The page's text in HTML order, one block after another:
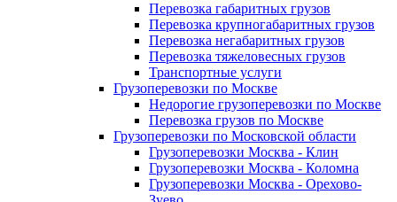
Перевозка габаритных грузов
Перевозка крупногабаритных грузов
Перевозка негабаритных грузов
Перевозка тяжеловесных грузов
Транспортные услуги
Грузоперевозки по Москве
Недорогие грузоперевозки по Москве
Перевозка грузов по Москве
Грузоперевозки по Московской области
Грузоперевозки Москва - Клин
Грузоперевозки Москва - Коломна
Грузоперевозки Москва - Орехово-